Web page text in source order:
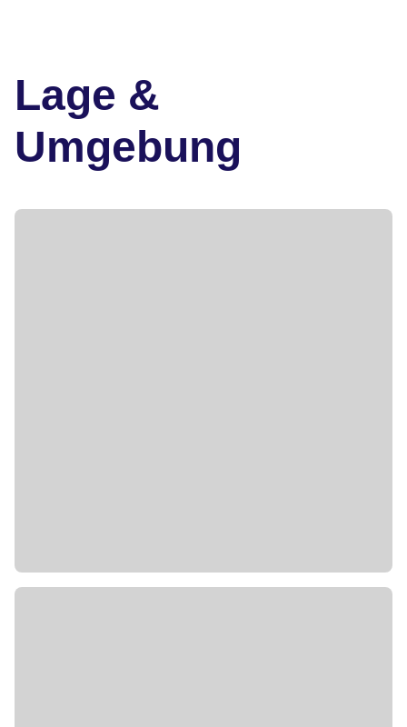
Lage &
Umgebung